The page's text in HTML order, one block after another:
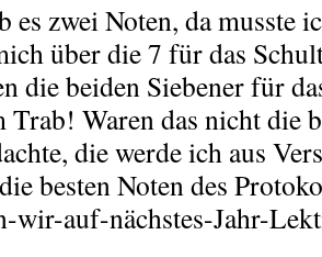
es zwei Noten, da musste
über die 7 für das
die beiden Siebener für
Trab! Waren das nicht die
die werde ich aus
besten Noten des
wir-auf-nächstes-Jahr-